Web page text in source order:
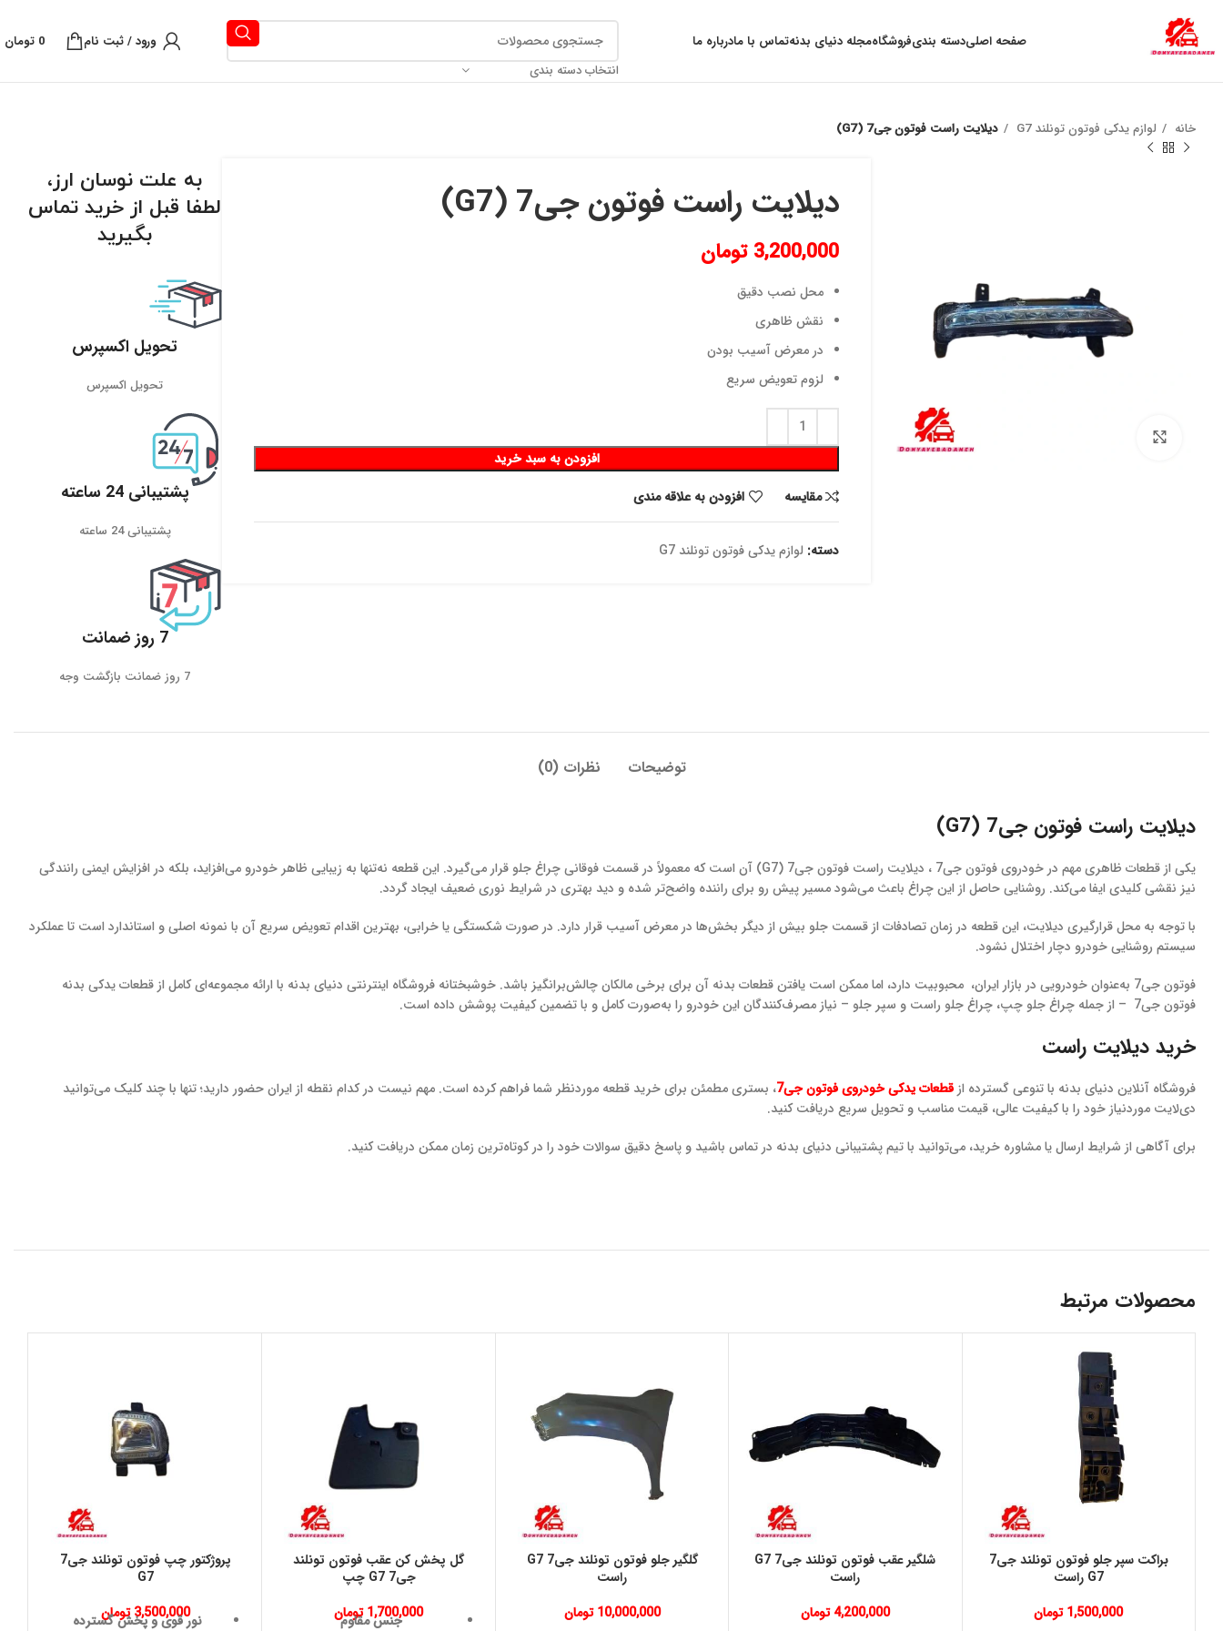
صفحه اصلیدسته بندیفروشگاهمجله دنیای بدنهتماس با مادرباره ما
انتخاب دسته بندی
ورود / ثبت نام 0 تومان
خانه لوازم یدکی فوتون تونلند G7 دیلایت راست فوتون جی7 (G7)
دیلایت راست فوتون جی7 (G7)
3,200,000 تومان
محل نصب دقیق
نقش ظاهری
در معرض آسیب بودن
لزوم تعویض سریع
افزودن به سبد خرید
مقايسه
افزودن به علاقه مندی
دسته: لوازم یدکی فوتون تونلند G7
به علت نوسان ارز،
لطفا قبل از خرید تماس
بگیرید
تحویل اکسپرس
تحویل اکسپرس
پشتیبانی 24 ساعته
پشتیبانی 24 ساعته
7 روز ضمانت
7 روز ضمانت بازگشت وجه
توضیحات نظرات (0)
دیلایت راست فوتون جی7 (G7)
یکی از قطعات ظاهری مهم در خودروی فوتون جی7 ، دیلایت راست فوتون جی7 (G7) آن است که معمولاً در قسمت فوقانی چراغ جلو قرار می‌گیرد. این قطعه نه‌تنها به زیبایی ظاهر خودرو می‌افزاید، بلکه در افزایش ایمنی رانندگی
نیز نقشی کلیدی ایفا می‌کند. روشنایی حاصل از این چراغ باعث می‌شود مسیر پیش رو برای راننده واضح‌تر شده و دید بهتری در شرایط نوری ضعیف ایجاد گردد.
با توجه به محل قرارگیری دیلایت، این قطعه در زمان تصادفات از قسمت جلو بیش از دیگر بخش‌ها در معرض آسیب قرار دارد. در صورت شکستگی یا خرابی، بهترین اقدام تعویض سریع آن با نمونه اصلی و استاندارد است تا عملکرد
سیستم روشنایی خودرو دچار اختلال نشود.
فوتون جی7 به‌عنوان خودرویی در بازار ایران، محبوبیت دارد، اما ممکن است یافتن قطعات بدنه آن برای برخی مالکان چالش‌برانگیز باشد. خوشبختانه فروشگاه اینترنتی دنیای بدنه با ارائه مجموعه‌ای کامل از قطعات یدکی بدنه
فوتون جی7 – از جمله چراغ جلو چپ، چراغ جلو راست و سپر جلو – نیاز مصرف‌کنندگان این خودرو را به‌صورت کامل و با تضمین کیفیت پوشش داده است.
خرید دیلایت راست
فروشگاه آنلاین دنیای بدنه با تنوعی گسترده از قطعات یدکی خودروی فوتون جی7 ، بستری مطمئن برای خرید قطعه موردنظر شما فراهم کرده است. مهم نیست در کدام نقطه از ایران حضور دارید؛ تنها با چند کلیک می‌توانید
دی‌لایت موردنیاز خود را با کیفیت عالی، قیمت مناسب و تحویل سریع دریافت کنید.
برای آگاهی از شرایط ارسال یا مشاوره خرید، می‌توانید با تیم پشتیبانی دنیای بدنه در تماس باشید و پاسخ دقیق سوالات خود را در کوتاه‌ترین زمان ممکن دریافت کنید.
محصولات مرتبط
براكت سپر جلو فوتون تونلند جی7
G7 راست
1,500,000 تومان
شلگير عقب فوتون تونلند جی7 G7
راست
4,200,000 تومان
گلگير جلو فوتون تونلند جی7 G7
راست
10,000,000 تومان
گل پخش كن عقب فوتون تونلند
جی7 G7 چپ
1,700,000 تومان
جنس مقاوم
پروژکتور چپ فوتون تونلند جی7
G7
3,500,000 تومان
نور قوی و پخش گسترده
به علت نوسان ارز ، لطفا قبل از خرید تماس بگیرید.